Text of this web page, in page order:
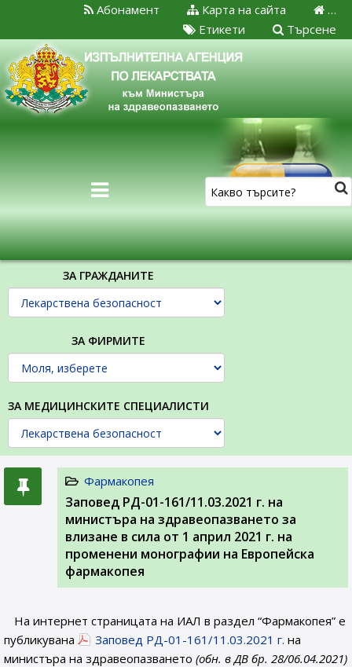
…
Карта на сайта
Абонамент
Търсене
Етикети
ЗА ГРАЖДАНИТЕ
ЗА ФИРМИТЕ
ЗА МЕДИЦИНСКИТЕ СПЕЦИАЛИСТИ
Фармакопея
Заповед РД-01-161/11.03.2021 г. на
министъра на здравеопазването за
влизане в сила от 1 април 2021 г. на
променени монографии на Европейска
фармакопея
На интернет страницата на ИАЛ в раздел “Фармакопея” е
публикувана
Заповед РД-01-161/11.03.2021 г. на
министъра на здравеопазването (обн. в ДВ бр. 28/06.04.2021)